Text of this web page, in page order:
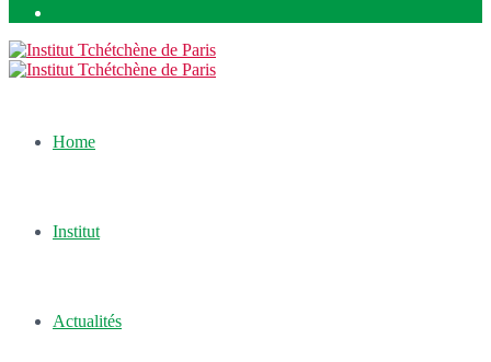
Home
Institut
Actualités